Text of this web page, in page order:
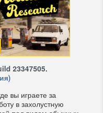
23347505.
вы играете за
в захолустную